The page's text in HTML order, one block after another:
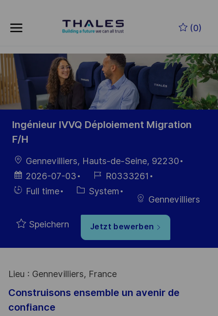
(0)
-
Ingénieur IVVQ Déploiement Migration
F/H
Ort
Gennevilliers, Hauts-de-Seine, 92230
Datum der
Veröffentlichung
2026-07-03
Job-
ID
R0333261
Einstellunngstyp
Full time Kategorie
System
Gennevilliers
Speichern Jetzt bewerben
Lieu : Gennevilliers, France
Construisons ensemble un avenir de
confiance